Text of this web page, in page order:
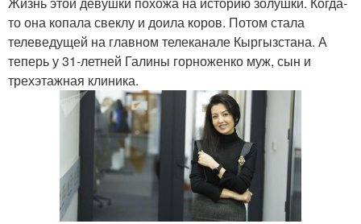
то она копала свеклу и доила коров. Потом стала
телеведущей на главном телеканале Кыргызстана. А
теперь у 31-летней Галины горноженко муж, сын и
трехэтажная клиника.